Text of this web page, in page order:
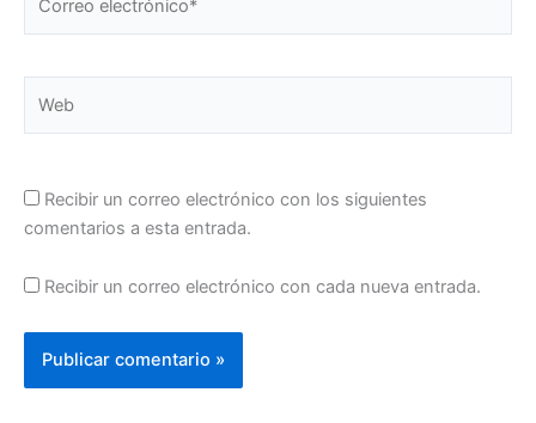
electrónico*
Recibir un correo electrónico con los siguientes
comentarios a esta entrada.
Recibir un correo electrónico con cada nueva entrada.